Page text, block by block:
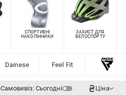
СПОРТИВНІ
НАКОЛІННИКИ
ЗАХИСТ ДЛЯ
ВЕЛОСПОРТУ
Dainese Feel Fit
Самовивіз: Сьогодні Ціна